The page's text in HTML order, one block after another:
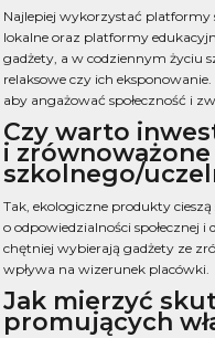
Najlepiej wykorzystać platformy
lokalne oraz platformy
gadżety, a w codziennym życiu
relaksowe czy ich
aby angażować społeczność i
Czy warto
i
szkolnego/
Tak, ekologiczne produkty
o odpowiedzialności społecznej i
chętniej wybierają gadżety ze
wpływa na wizerunek placówki.
Jak mierzyć
promujących